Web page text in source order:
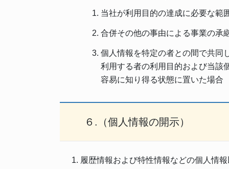
当社が利用目的の達成に必要な範
合併その他の事由による事業の承
個人情報を特定の者との間で共同
利用する者の利用目的および当該
容易に知り得る状態に置いた場合
６.（個人情報の開示）
履歴情報および特性情報などの個人情